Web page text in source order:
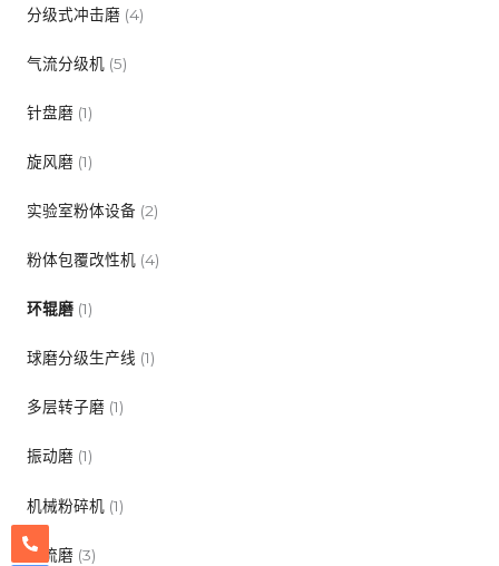
分级式冲击磨 (4)
气流分级机 (5)
针盘磨 (1)
旋风磨 (1)
实验室粉体设备 (2)
粉体包覆改性机 (4)
环辊磨 (1)
球磨分级生产线 (1)
多层转子磨 (1)
振动磨 (1)
机械粉碎机 (1)
气流磨 (3)